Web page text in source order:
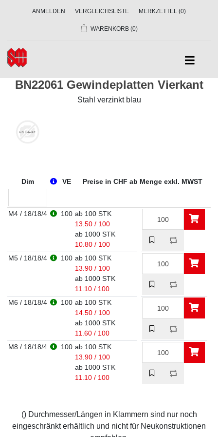
ANMELDEN VERGLEICHSLISTE MERKZETTEL (0)
WARENKORB (0)
BN22061 Gewindeplatten Vierkant
Stahl verzinkt blau
Dim VE Preise in CHF ab Menge exkl. MWST
M4 / 18/18/4 100 ab 100 STK
13.50 / 100
ab 1000 STK
10.80 / 100
M5 / 18/18/4
100 ab 100 STK
13.90 / 100
ab 1000 STK
11.10 / 100
M6 / 18/18/4
100 ab 100 STK
14.50 / 100
ab 1000 STK
11.60 / 100
M8 / 18/18/4
100 ab 100 STK
13.90 / 100
ab 1000 STK
11.10 / 100
() Durchmesser/Längen in Klammern sind nur noch
eingeschränkt erhältlich und nicht für Neukonstruktionen